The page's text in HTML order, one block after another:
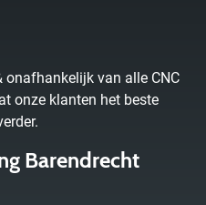
van alle CNC
onze klanten het beste
Barendrecht